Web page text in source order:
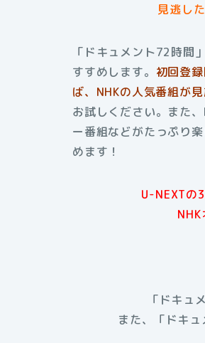
見逃し
「ドキュメント72時間
すすめします。 初回登
ば、NHKの人気番組が見
お試しください。また
ー番組などがたっぷり
めます！
U-NEXTの
「ドキュ
また、「ドキ